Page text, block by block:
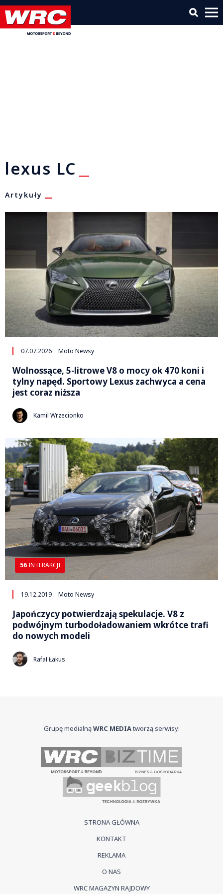
lexus LC
Artykuły
07.07.2026 Moto Newsy
Wolnossące, 5-litrowe V8 o mocy ok 470 koni i
tylny napęd. Sportowy Lexus zachwyca a cena
jest coraz niższa
Kamil Wrzecionko
56 INTERAKCJI
19.12.2019 Moto Newsy
Japończycy potwierdzają spekulacje. V8 z
podwójnym turbodoładowaniem wkrótce trafi
do nowych modeli
Rafał Łakus
Grupę medialnąWRC MEDIAtworzą serwisy:
STRONA GŁÓWNA
KONTAKT
REKLAMA
O NAS
WRC MAGAZYN RAJDOWY